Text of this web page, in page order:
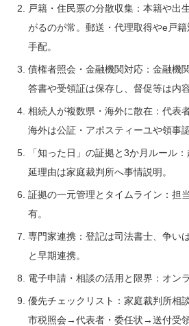
戸籍・住民票の分散収集：本籍や出
がるのが常。郵送・代理取得やe戸
手配。
債権者照会・金融機関対応：金融機
答書や受領証は保存し、督促等は内
相続人が複数県・海外に散在：代表
海外は公証・アポスティーユや領事
「知った日」の証拠と3か月ルール
延理由は家庭裁判所へ事情説明。
証拠の一元管理とタイムライン：担
有。
専門家連携：登記は司法書士、争い
と早期連携。
電子申請・相談の活用と限界：オン
優先チェックリスト：家庭裁判所相
市税照会→代表者・委任状→送付受領